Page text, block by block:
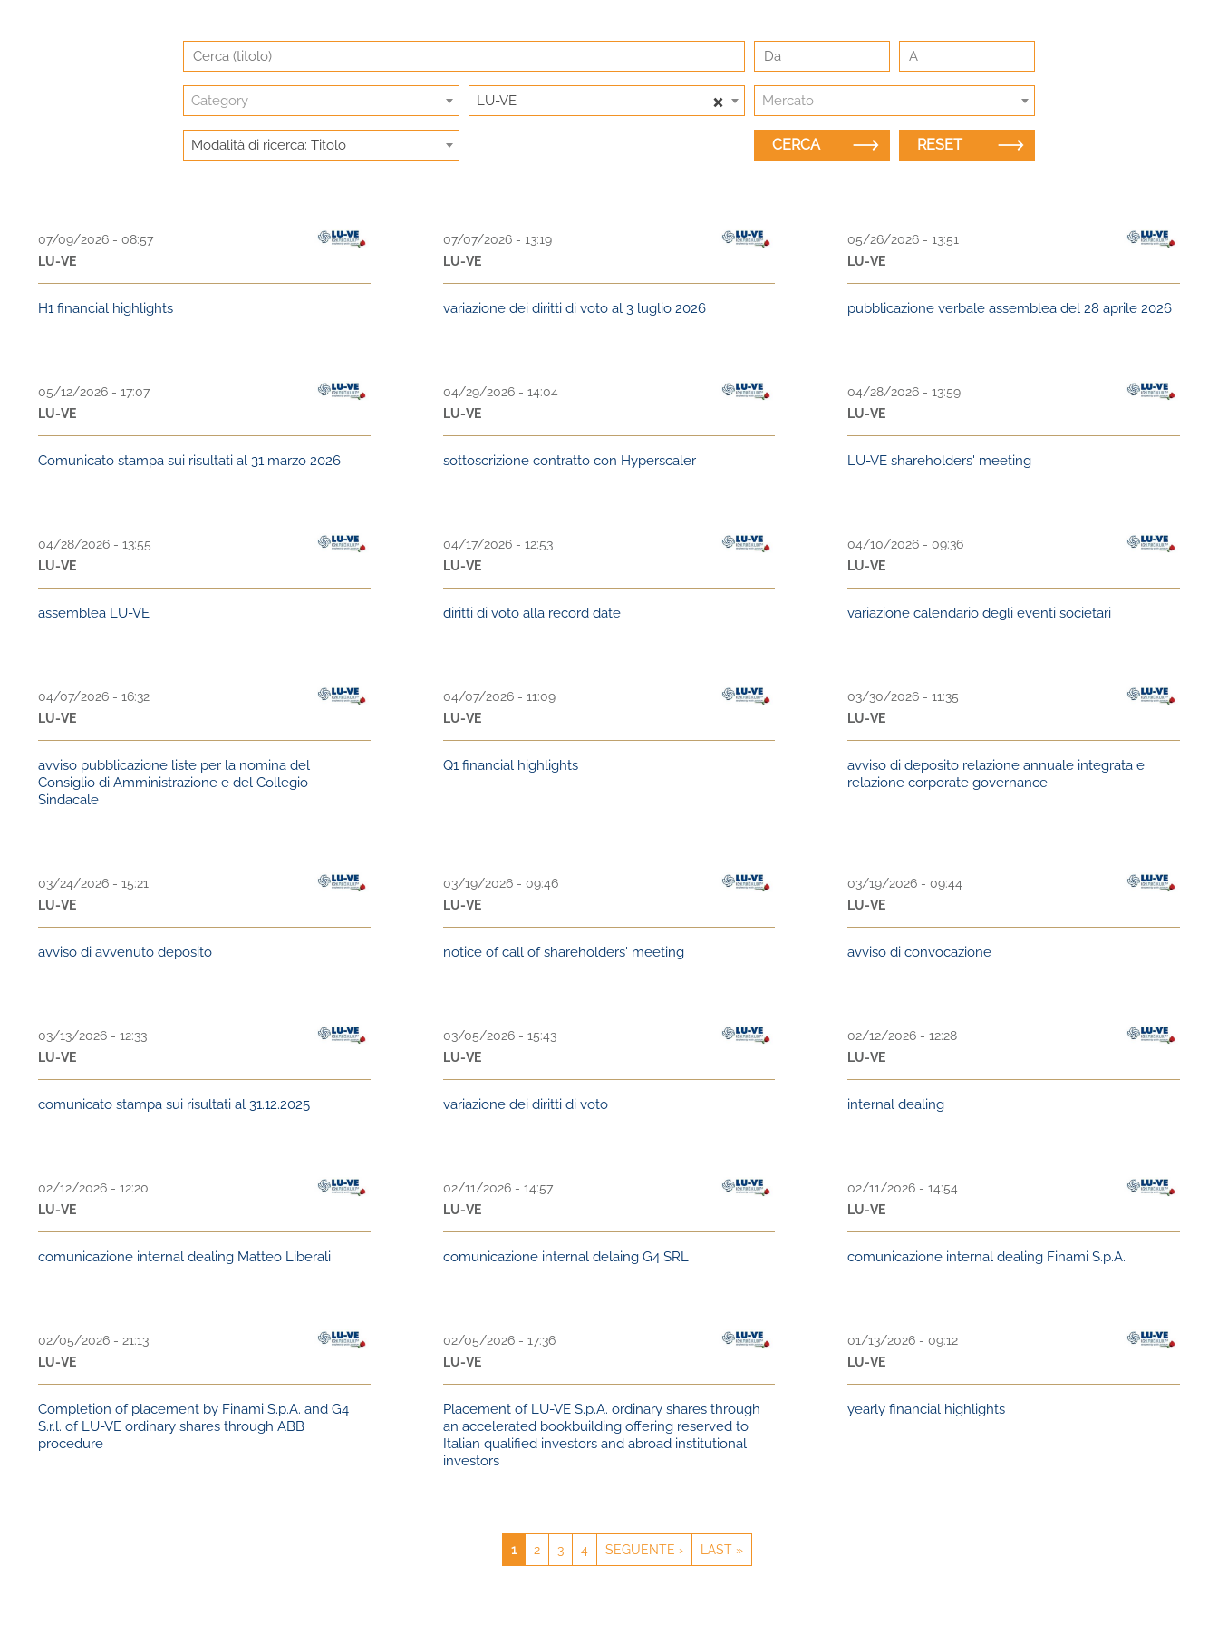
Category ×
LU-VE Mercato
Modalità di ricerca: Titolo
07/09/2026 - 08:57
LU-VE
H1 financial highlights
07/07/2026 - 13:19
LU-VE
variazione dei diritti di voto al 3 luglio 2026
05/26/2026 - 13:51
LU-VE
pubblicazione verbale assemblea del 28 aprile 2026
05/12/2026 - 17:07
LU-VE
Comunicato stampa sui risultati al 31 marzo 2026
04/29/2026 - 14:04
LU-VE
sottoscrizione contratto con Hyperscaler
04/28/2026 - 13:59
LU-VE
LU-VE shareholders' meeting
04/28/2026 - 13:55
LU-VE
assemblea LU-VE
04/17/2026 - 12:53
LU-VE
diritti di voto alla record date
04/10/2026 - 09:36
LU-VE
variazione calendario degli eventi societari
04/07/2026 - 16:32
LU-VE
avviso pubblicazione liste per la nomina del
Consiglio di Amministrazione e del Collegio
Sindacale
04/07/2026 - 11:09
LU-VE
Q1 financial highlights
03/30/2026 - 11:35
LU-VE
avviso di deposito relazione annuale integrata e
relazione corporate governance
03/24/2026 - 15:21
LU-VE
avviso di avvenuto deposito
03/19/2026 - 09:46
LU-VE
notice of call of shareholders' meeting
03/19/2026 - 09:44
LU-VE
avviso di convocazione
03/13/2026 - 12:33
LU-VE
comunicato stampa sui risultati al 31.12.2025
03/05/2026 - 15:43
LU-VE
variazione dei diritti di voto
02/12/2026 - 12:28
LU-VE
internal dealing
02/12/2026 - 12:20
LU-VE
comunicazione internal dealing Matteo Liberali
02/11/2026 - 14:57
LU-VE
comunicazione internal delaing G4 SRL
02/11/2026 - 14:54
LU-VE
comunicazione internal dealing Finami S.p.A.
02/05/2026 - 21:13
LU-VE
Completion of placement by Finami S.p.A. and G4
S.r.l. of LU-VE ordinary shares through ABB
procedure
02/05/2026 - 17:36
LU-VE
Placement of LU-VE S.p.A. ordinary shares through
an accelerated bookbuilding offering reserved to
Italian qualified investors and abroad institutional
investors
01/13/2026 - 09:12
LU-VE
yearly financial highlights
CURRENT
PAGE
1 PAGE
2 PAGE
3 PAGE
4
NEXT
PAGE
SEGUENTE ›
LAST
PAGE
LAST »